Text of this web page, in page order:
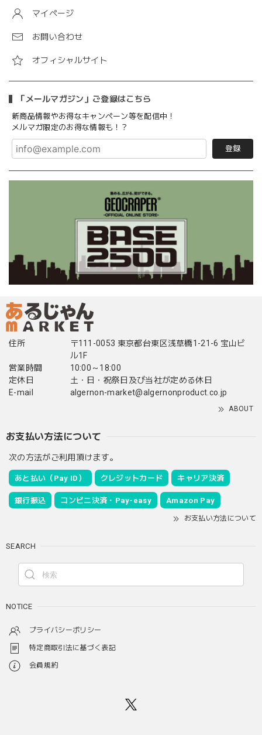
マイページ
お問い合わせ
オフィシャルサイト
「メールマガジン」ご登録はこちら
新商品情報やお得なキャンペーン等を配信中！
メルマガ限定のお得な情報も！？
登録
住所
〒111-0053 東京都台東区浅草橋1-21-6 宝山ビ
ル1F
営業時間
10:00～18:00
定休日
土・日・祝祭日及び当社が定める休日
E-mail
algernon-market@algernonproduct.co.jp
ABOUT
お支払い方法について
次の方法がご利用頂けます。
あと払い（Pay ID） クレジットカード キャリア決済
銀行振込 コンビニ決済・Pay-easy Amazon Pay
お支払い方法について
SEARCH
NOTICE
プライバシーポリシー
特定商取引法に基づく表記
会員規約